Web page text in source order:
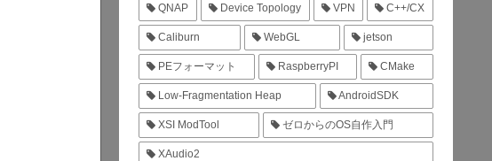
QNAP Device Topology VPN C++/CX
Caliburn WebGL jetson
PEフォーマット RaspberryPI CMake
Low-Fragmentation Heap AndroidSDK
XSI ModTool ゼロからのOS自作入門
XAudio2